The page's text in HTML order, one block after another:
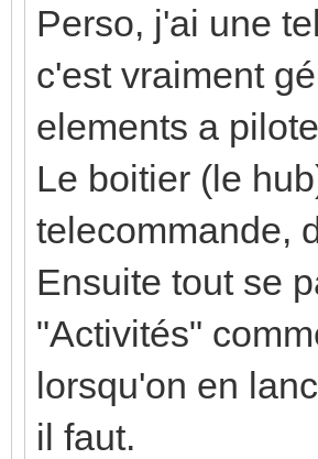
Perso, j'ai une
c'est vraiment
elements a
Le boitier (le
telecommande,
Ensuite tout se
"Activités"
lorsqu'on en
il faut.